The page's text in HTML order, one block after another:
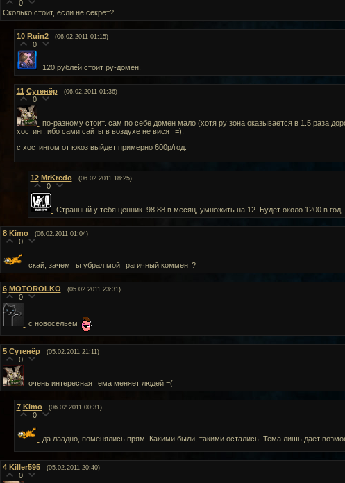
0
Сколько стоит, если не секрет?
10 Ruin2 (06.02.2011 01:15)
0
120 рублей стоит ру-домен.
11 Сутенёр (06.02.2011 01:36)
0
по-разному стоит. сам по себе домен мало (хотя ру зона оказывается в 1.5 раза
хостинг. ибо сами сайты в воздухе не висят =).
с хостингом от юкоз выйдет примерно 600р/год.
12 MrKredo (06.02.2011 18:25)
0
Странный у тебя ценник. 98.88 в месяц, умножить на 12. Будет около 1200 в год.
8 Kimo (06.02.2011 01:04)
0
скай, зачем ты убрал мой трагичный коммент?
6 MOTOROLKO (05.02.2011 23:31)
0
с новосельем
5 Сутенёр (05.02.2011 21:11)
0
очень интересная тема меняет людей =(
7 Kimo (06.02.2011 00:31)
0
да лаадно, поменялись прям. Какими были, такими остались. Тема лишь дает
4 Killer595 (05.02.2011 20:40)
0